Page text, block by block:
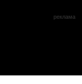
реклама